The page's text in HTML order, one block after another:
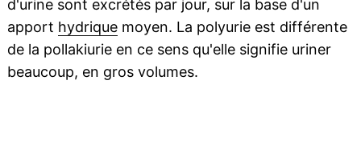
d'urine sont excrétés par jour, sur la base d'un
apport hydriquemoyen. La polyurie est différente
de la pollakiurie en ce sens qu'elle signifie uriner
beaucoup, en gros volumes.